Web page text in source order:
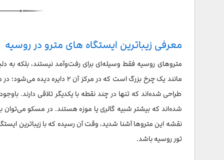
ایستگاه مترو الکتروزاوودسکایا (Elektrozavodskaya – Электрозаводская)
ایستگاه مترو آویاموتورنایا در مسکو (Aviamotornaya – Авиамоторная)
ایستگاه مترو مایاکوفسکایا در مسکو (Mayakovskaya – Маяковская)
ایستگاه مترو پراسپکت میرا در مسکو (Prospekt Mira – Проспект Мира)
معرفی زیباترین ایستگاه های مترو در روسیه
متروهای روسیه فقط وسیله‌ای برای رفت‌وآمد نیستند، بلکه به
مانند یک چرخ بزرگ است که
طراحی شده‌اند که تنها در چند نقطه با یکدیگر تلاقی دارند.
شده‌اند که بیشتر شبیه گالری یا موزه هستند. در مسکو می‌توان
نقشه این متروها آشنا شدید، وقت آن رسیده که با زیباترین
تور روسیه باشد.